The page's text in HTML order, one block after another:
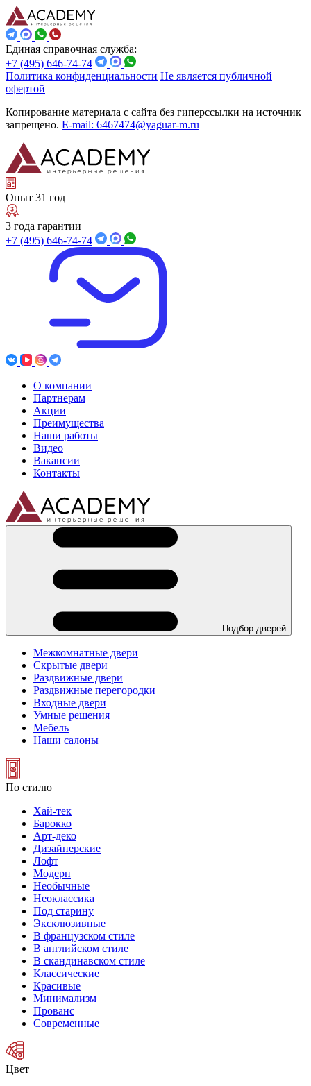
Единая справочная служба:
+7 (495) 646-74-74
Политика конфиденциальности Не является публичной
офертой
Копирование материала с сайта без гиперссылки на источник
запрещено. E-mail: 6467474@yaguar-m.ru
Опыт 31 год
3 года гарантии
+7 (495) 646-74-74
О компании
Партнерам
Акции
Преимущества
Наши работы
Видео
Вакансии
Контакты
Подбор дверей
Межкомнатные двери
Скрытые двери
Раздвижные двери
Раздвижные перегородки
Входные двери
Умные решения
Мебель
Наши салоны
По стилю
Хай-тек
Барокко
Арт-деко
Дизайнерские
Лофт
Модерн
Необычные
Неоклассика
Под старину
Эксклюзивные
В французском стиле
В английском стиле
В скандинавском стиле
Классические
Красивые
Минимализм
Прованс
Современные
Цвет